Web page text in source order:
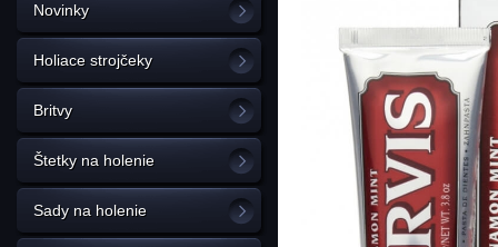
Novinky
Holiace strojčeky
Britvy
Štetky na holenie
Sady na holenie